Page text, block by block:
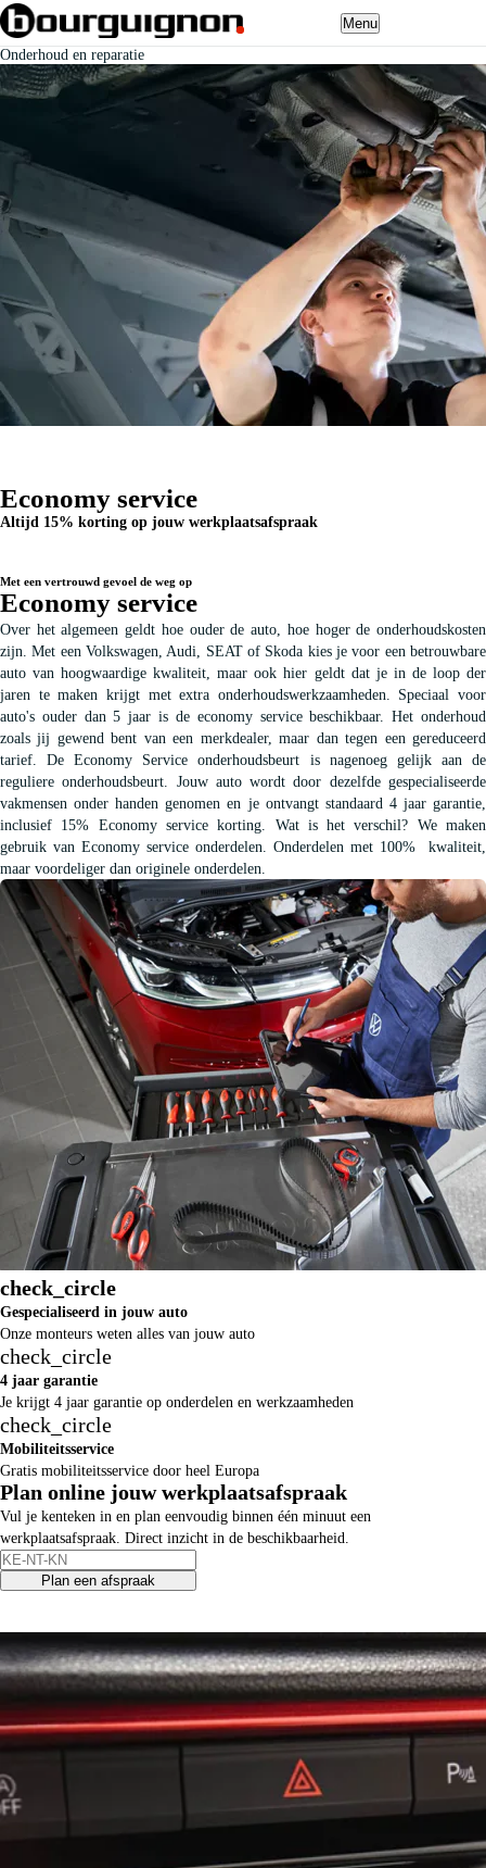
Menu
Onderhoud en reparatie
Economy service
Altijd 15% korting op jouw werkplaatsafspraak
Met een vertrouwd gevoel de weg op
Economy service
Over het algemeen geldt hoe ouder de auto, hoe hoger de onderhoudskosten
zijn. Met een Volkswagen, Audi, SEAT of Skoda kies je voor een betrouwbare
auto van hoogwaardige kwaliteit, maar ook hier geldt dat je in de loop der
jaren te maken krijgt met extra onderhoudswerkzaamheden. Speciaal voor
auto's ouder dan 5 jaar is de economy service beschikbaar. Het onderhoud
zoals jij gewend bent van een merkdealer, maar dan tegen een gereduceerd
tarief. De Economy Service onderhoudsbeurt is nagenoeg gelijk aan de
reguliere onderhoudsbeurt. Jouw auto wordt door dezelfde gespecialiseerde
vakmensen onder handen genomen en je ontvangt standaard 4 jaar garantie,
inclusief 15% Economy service korting. Wat is het verschil? We maken
gebruik van Economy service onderdelen. Onderdelen met 100% kwaliteit,
maar voordeliger dan originele onderdelen.
check_circle
Gespecialiseerd in jouw auto
Onze monteurs weten alles van jouw auto
check_circle
4 jaar garantie
Je krijgt 4 jaar garantie op onderdelen en werkzaamheden
check_circle
Mobiliteitsservice
Gratis mobiliteitsservice door heel Europa
Plan online jouw werkplaatsafspraak
Vul je kenteken in en plan eenvoudig binnen één minuut een
werkplaatsafspraak. Direct inzicht in de beschikbaarheid.
Plan een afspraak